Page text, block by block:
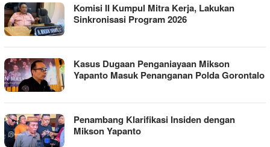
Komisi II Kumpul Mitra Kerja, Lakukan
Sinkronisasi Program 2026
Kasus Dugaan Penganiayaan Mikson
Yapanto Masuk Penanganan Polda Gorontalo
Penambang Klarifikasi Insiden dengan
Mikson Yapanto